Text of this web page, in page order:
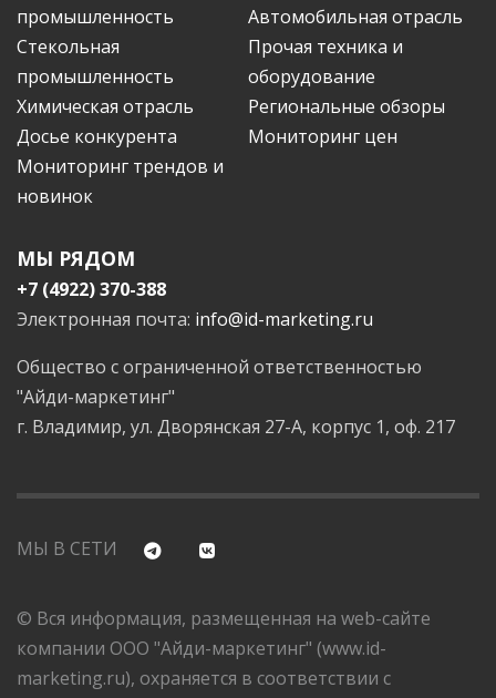
промышленность
Автомобильная отрасль
Стекольная
промышленность
Прочая техника и
оборудование
Химическая отрасль
Региональные обзоры
Досье конкурента
Мониторинг цен
Мониторинг трендов и
новинок
МЫ РЯДОМ
+7 (4922) 370-388
Электронная почта: info@id-marketing.ru
Общество с ограниченной ответственностью
"Айди-маркетинг"
г. Владимир, ул. Дворянская 27-А, корпус 1, оф. 217
МЫ В СЕТИ
© Вся информация, размещенная на web-сайте
компании ООО "Айди-маркетинг" (www.id-
marketing.ru), охраняется в соответствии с